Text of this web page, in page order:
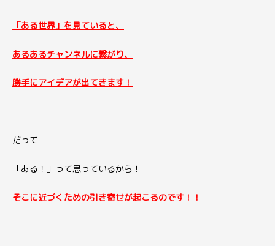
「ある世界」を見ていると、
あるあるチャンネルに繋がり、
勝手にアイデアが出てきます！
だって
「ある！」って思っているから！
そこに近づくための引き寄せが起こるのです！！